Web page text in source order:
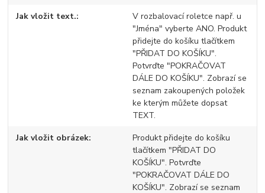
Jak vložit text.
V rozbalovací roletce např. u
"Jména" vyberte ANO. Produkt
přidejte do košíku tlačítkem
"PŘIDAT DO KOŠÍKU".
Potvrďte "POKRAČOVAT
DÁLE DO KOŠÍKU". Zobrazí se
seznam zakoupených položek
ke kterým můžete dopsat
TEXT.
Jak vložit obrázek
Produkt přidejte do košíku
tlačítkem "PŘIDAT DO
KOŠÍKU". Potvrďte
"POKRAČOVAT DÁLE DO
KOŠÍKU". Zobrazí se seznam